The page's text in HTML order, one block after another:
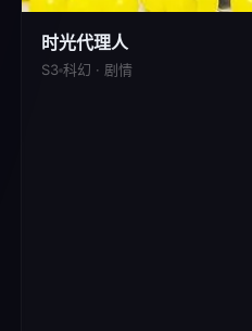
时光代理人
S3 科幻 · 剧情